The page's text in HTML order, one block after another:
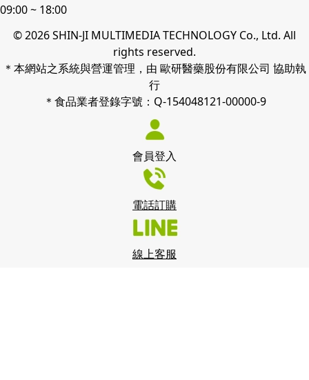
09:00 ~ 18:00
© 2026 SHIN-JI MULTIMEDIA TECHNOLOGY Co., Ltd. All
rights reserved.
＊本網站之系統與營運管理，由 歐研醫藥股份有限公司 協助執
行
＊食品業者登錄字號：Q-154048121-00000-9
會員登入
電話訂購
線上客服